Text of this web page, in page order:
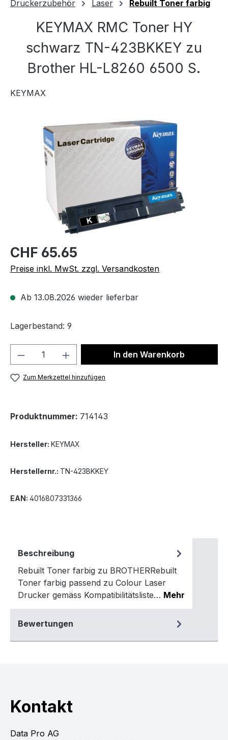
Druckerzubehör Laser Rebuilt Toner farbig
KEYMAX RMC Toner HY
schwarz TN-423BKKEY zu
Brother HL-L8260 6500 S.
KEYMAX
Bildergalerie überspringen
CHF 65.65
Preise inkl. MwSt. zzgl. Versandkosten
Ab 13.08.2026 wieder lieferbar
Lagerbestand: 9
Produkt Anzahl: Gib denIn den Warenkorb
Zum Merkzettel hinzufügen
Produktnummer: 714143
Hersteller: KEYMAX
Herstellernr.: TN-423BKKEY
EAN: 4016807331366
Beschreibung
Rebuilt Toner farbig zu BROTHERRebuilt
Toner farbig passend zu Colour Laser
Drucker gemäss Kompatibilitätsliste… Mehr
Bewertungen
Kontakt
Data Pro AG